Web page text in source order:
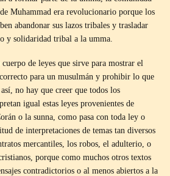
Muhammad era revolucionario porque los
abandonar sus lazos tribales y trasladar
y solidaridad tribal a la umma.
de leyes que sirve para mostrar el
para un musulmán y prohibir lo que
no hay que creer que todos los
igual estas leyes provenientes de
o la sunna, como pasa con toda ley o
de interpretaciones de temas tan diversos
mercantiles, los robos, el adulterio, o
porque como muchos otros textos
contradictorios o al menos abiertos a la